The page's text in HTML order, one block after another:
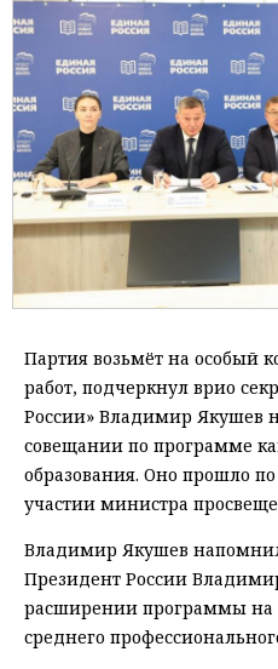
Партия возьмёт на особый
работ, подчеркнул врио
России» Владимир Якушев
совещании по программе
образования. Оно прошло
участии министра
Владимир Якушев
Президент России
расширении программы на
среднего